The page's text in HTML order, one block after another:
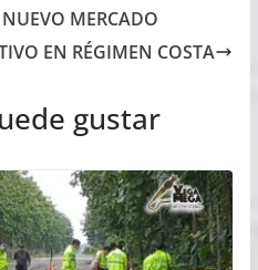
MERCADO
EN RÉGIMEN COSTA
gustar